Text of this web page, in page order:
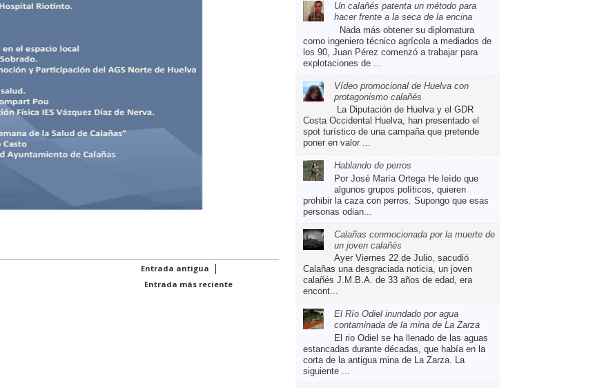
Entrada antigua |
Entrada más reciente
Un calañés patenta un método para
hacer frente a la seca de la encina
Nada más obtener su diplomatura
como ingeniero técnico agrícola a mediados de
los 90, Juan Pérez comenzó a trabajar para
explotaciones de ...
Vídeo promocional de Huelva con
protagonismo calañés
La Diputación de Huelva y el GDR
Costa Occidental Huelva, han presentado el
spot turístico de una campaña que pretende
poner en valor ...
Hablando de perros
Por José María Ortega He leído que
algunos grupos políticos, quieren
prohibir la caza con perros. Supongo que esas
personas odian...
Calañas conmocionada por la muerte de
un joven calañés
Ayer Viernes 22 de Julio, sacudió
Calañas una desgraciada noticia, un joven
calañés J.M.B.A. de 33 años de edad, era
encont...
El Río Odiel inundado por agua
contaminada de la mina de La Zarza
El rio Odiel se ha llenado de las aguas
estancadas durante décadas, que había en la
corta de la antigua mina de La Zarza. La
siguiente ...